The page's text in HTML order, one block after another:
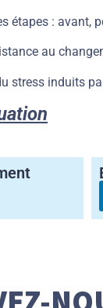
étapes : avant,
au
stress induits